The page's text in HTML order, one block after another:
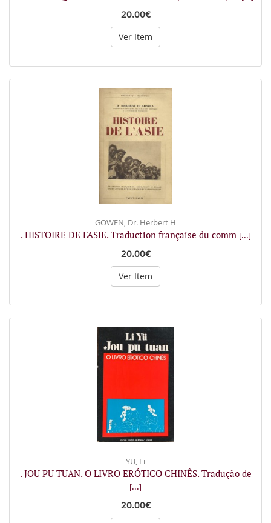
20.00€
Ver Item
GOWEN, Dr. Herbert H
. HISTOIRE DE L'ASIE. Traduction française du comm [...]
20.00€
Ver Item
YÜ, Li
. JOU PU TUAN. O LIVRO ERÓTICO CHINÊS. Tradução de
[...]
20.00€